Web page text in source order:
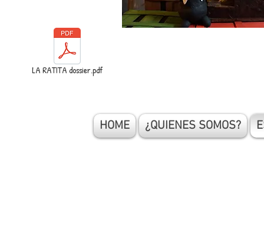
LA RATITA dossier.pdf
HOME ¿QUIENES SOMOS?